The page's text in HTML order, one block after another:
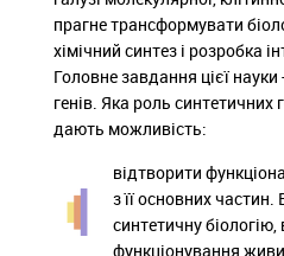
прагне трансформувати
хімічний синтез і розробка
Головне завдання цієї
генів. Яка роль синтетичних
дають можливість:
відтворити
з її основних
синтетичну
функціонування